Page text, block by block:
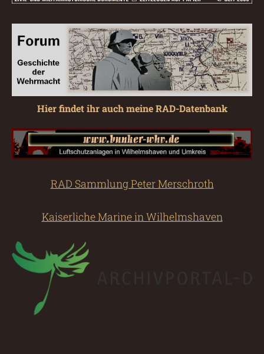
Hier findet ihr auch meine RAD-Datenbank
RAD Sammlung Peter Merschroth
Kaiserliche Marine in Wilhelmshaven